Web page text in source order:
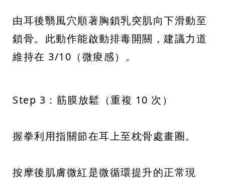
由耳後翳風穴順著胸鎖乳突肌向下滑動至
鎖骨。此動作能啟動排毒開關，建議力道
Step 3：筋膜放鬆（重複 10 次）
握拳利用指關節在耳上至枕骨處畫圈。
按摩後肌膚微紅是微循環提升的正常現